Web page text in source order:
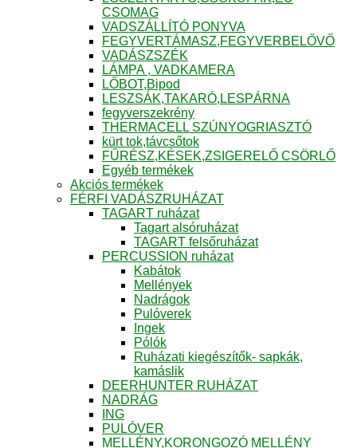
CSOMAG
VADSZÁLLÍTÓ PONYVA
FEGYVERTÁMASZ,FEGYVERBELŐVŐ
VADÁSZSZÉK
LÁMPA , VADKAMERA
LŐBOT,Bipod
LESZSÁK,TAKARÓ,LESPÁRNA
fegyverszekrény
THERMACELL SZÚNYOGRIASZTÓ
kürt tok,távcsőtok
FŰRÉSZ,KÉSEK,ZSIGERELŐ CSÖRLŐ
Egyéb termékek
Akciós termékek
FÉRFI VADÁSZRUHÁZAT
TAGART ruházat
Tagart alsóruházat
TAGART felsőruházat
PERCUSSION ruházat
Kabátok
Mellények
Nadrágok
Pulóverek
Ingek
Pólók
Ruházati kiegészítők- sapkák,
kamáslik
DEERHUNTER RUHÁZAT
NADRÁG
ING
PULÓVER
MELLÉNY,KORONGOZÓ MELLÉNY